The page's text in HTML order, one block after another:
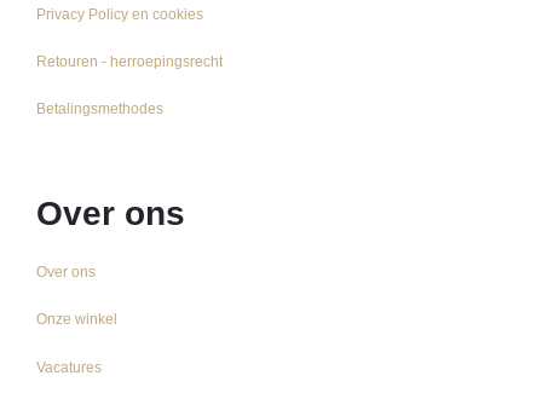
Privacy Policy en cookies
Retouren - herroepingsrecht
Betalingsmethodes
Over ons
Over ons
Onze winkel
Vacatures